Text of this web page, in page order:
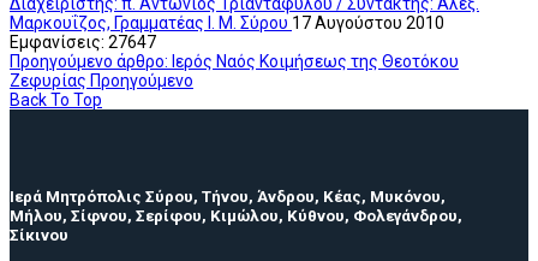
Διαχείριστής: π. Αντώνιος Τριανταφύλου / Συντάκτης: Αλέξ.
Μαρκουΐζος, Γραμματέας Ι. Μ. Σύρου 17 Αυγούστου 2010
Εμφανίσεις: 27647
Προηγούμενο άρθρο: Ιερός Ναός Κοιμήσεως της Θεοτόκου
Ζεφυρίας Προηγούμενο
Back To Top
Ιερά Μητρόπολις Σύρου, Τήνου, Άνδρου, Κέας, Μυκόνου,
Μήλου, Σίφνου, Σερίφου, Κιμώλου, Κύθνου, Φολεγάνδρου,
Σίκινου